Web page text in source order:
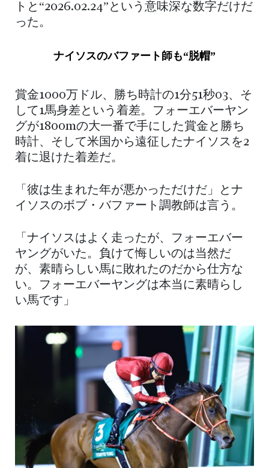
トと“2026.02.24”という意味深な数字だけだ
った。
ナイソスのバファート師も“脱帽”
賞金1000万ドル、勝ち時計の1分51秒03、そ
して1馬身差という着差。フォーエバーヤン
グが1800mの大一番で手にした賞金と勝ち
時計、そして米国から遠征したナイソスを2
着に退けた着差だ。
「彼は生まれた年が悪かっただけだ」とナ
イソスのボブ・バファート調教師は言う。
「ナイソスはよく走ったが、フォーエバー
ヤングがいた。負けて悔しいのは当然だ
が、素晴らしい馬に敗れたのだから仕方な
い。フォーエバーヤングは本当に素晴らし
い馬です」